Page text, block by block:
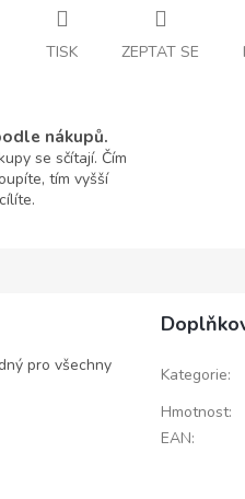
TISK ZEPTAT SE
nákupů.
se sčítají. Čím
tím vyšší
pro všechny
Kategorie:
Hmotnost:
EAN: